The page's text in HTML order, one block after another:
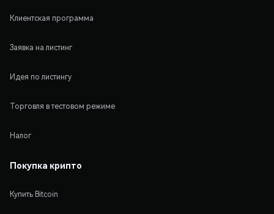
Клиентская программа
Заявка на листинг
Идея по листингу
Торговля в тестовом режиме
Налог
Покупка крипто
Купить Bitcoin